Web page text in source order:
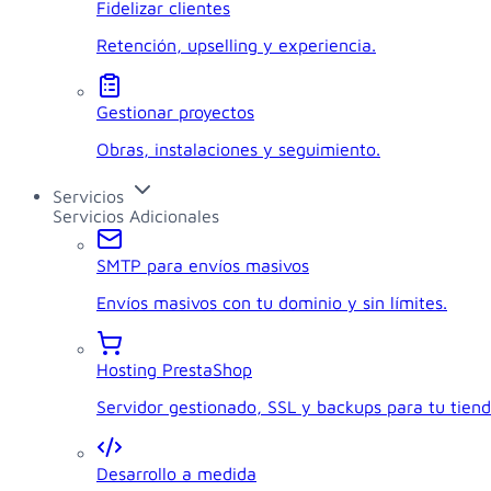
Fidelizar clientes
Retención, upselling y experiencia.
Gestionar proyectos
Obras, instalaciones y seguimiento.
Servicios
Servicios Adicionales
SMTP para envíos masivos
Envíos masivos con tu dominio y sin límites.
Hosting PrestaShop
Servidor gestionado, SSL y backups para tu
Desarrollo a medida